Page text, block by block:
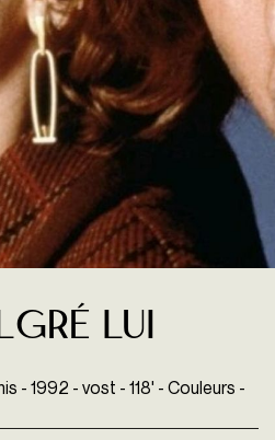
lui
- 1992 - vost - 118' - Couleurs -